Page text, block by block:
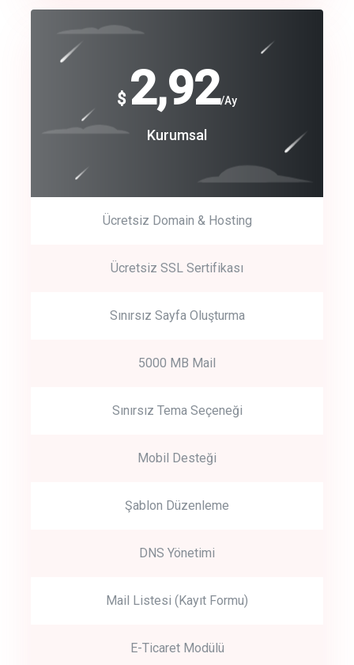
crm auto cync
track energy costs
Get Started
Start by trying our service for 30 days free trial no credit card
$ 2,92/Ay
Kurumsal
Ücretsiz Domain & Hosting
Ücretsiz SSL Sertifikası
Sınırsız Sayfa Oluşturma
5000 MB Mail
Sınırsız Tema Seçeneği
Mobil Desteği
Şablon Düzenleme
DNS Yönetimi
Mail Listesi (Kayıt Formu)
E-Ticaret Modülü
$
240
Coroprate